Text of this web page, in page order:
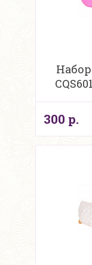
300 р.